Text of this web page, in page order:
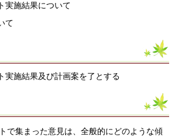
実施結果について
て
実施結果及び計画案を了とする
で集まった意見は、全般的にどのような傾